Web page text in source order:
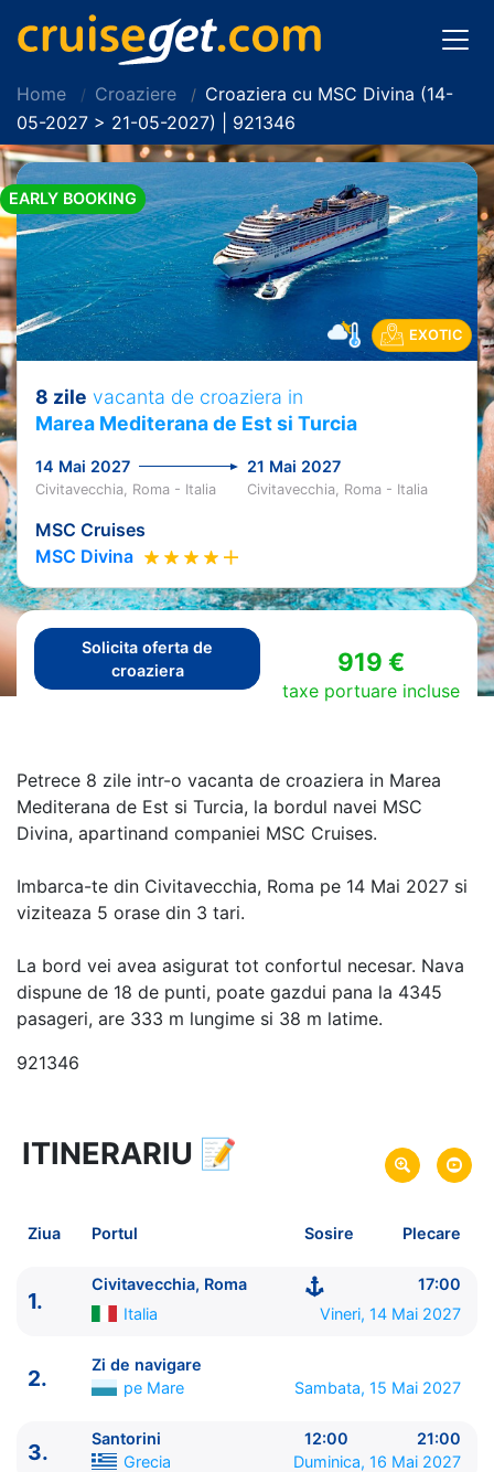
Home Croaziere
Croaziera cu MSC Divina (14-
05-2027 > 21-05-2027) | 921346
EARLY BOOKING
EXOTIC
8 zile vacanta de croaziera in
Marea Mediterana de Est si Turcia
14 Mai 2027 21 Mai 2027
Civitavecchia, Roma - Italia Civitavecchia, Roma - Italia
MSC Cruises
MSC Divina
Solicita oferta de
croaziera
919 €
taxe portuare incluse
Petrece 8 zile intr-o vacanta de croaziera in Marea
Mediterana de Est si Turcia, la bordul navei MSC
Divina, apartinand companiei MSC Cruises.
Imbarca-te din Civitavecchia, Roma pe 14 Mai 2027 si
viziteaza 5 orase din 3 tari.
La bord vei avea asigurat tot confortul necesar. Nava
dispune de 18 de punti, poate gazdui pana la 4345
pasageri, are 333 m lungime si 38 m latime.
921346
8 zile vacanta de croaziera in
Marea Mediterana de Est si Turcia -
link oferta
Plecare pe 14 Mai 2027
din Civitavecchia, Roma,
Sosire pe 21 Mai 2027in Civitavecchia, Roma, Italia
MSC Divina★★★★+
ITINERARIU 📝
Ziua Portul Sosire Plecare
1.
Civitavecchia, Roma
17:00
Italia
Vineri, 14 Mai 2027
2.
Zi de navigare
pe Mare
Sambata, 15 Mai 2027
3.
Santorini 12:00
21:00
Grecia
Duminica, 16 Mai 2027